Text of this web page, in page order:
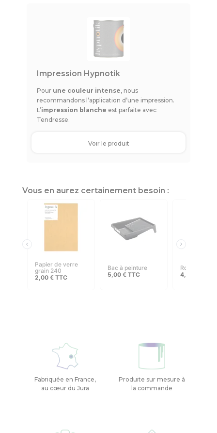
Impression Hypnotik
Pour une couleur intense, nous
recommandons l’application d’une impression.
L’impression blanche est parfaite avec
Tendresse.
Voir le produit
Vous en aurez certainement besoin :
papier de verre
grain 240
2,00 €TTC
bac à peinture
5,00 €TTC
rouleau 110
4,00
Fabriquée en France,
au cœur du Jura
Produite sur mesure à
la commande